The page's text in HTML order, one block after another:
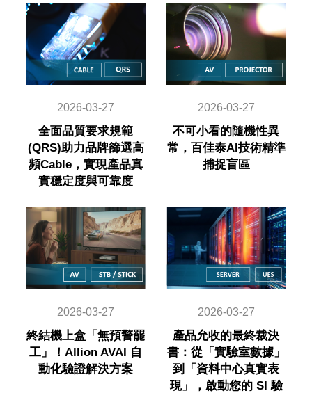
2026-03-27
全面品質要求規範
(QRS)助力品牌篩選高
頻Cable，實現產品真
實穩定度與可靠度
2026-03-27
不可小看的隨機性異
常，百佳泰AI技術精準
捕捉盲區
2026-03-27
終結機上盒「無預警罷
工」！Allion AVAI 自
動化驗證解決方案
2026-03-27
產品允收的最終裁決
書：從「實驗室數據」
到「資料中心真實表
現」，啟動您的 SI 驗